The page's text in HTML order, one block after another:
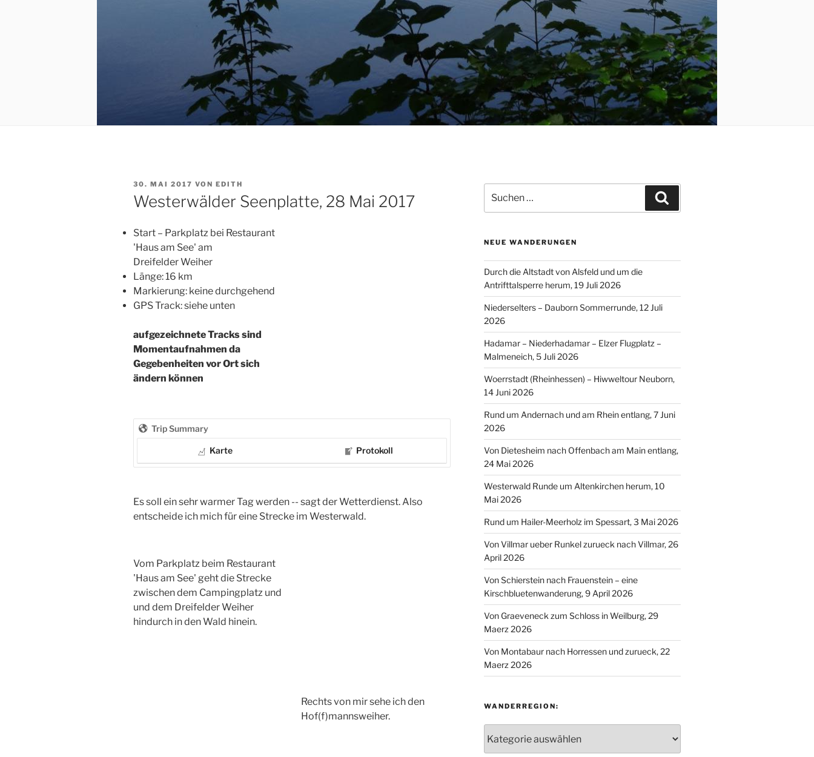
VERÖFFENTLICHT
AM
30. MAI 2017 VON EDITH
Westerwälder Seenplatte, 28 Mai 2017
Start – Parkplatz bei Restaurant
'Haus am See' am
Dreifelder Weiher
Länge: 16 km
Markierung: keine durchgehend
GPS Track: siehe unten
aufgezeichnete Tracks sind
Momentaufnahmen da
Gegebenheiten vor Ort sich
ändern können
Trip Summary
Karte Protokoll
Es soll ein sehr warmer Tag werden -- sagt der Wetterdienst. Also
entscheide ich mich für eine Strecke im Westerwald.
Vom Parkplatz beim Restaurant
'Haus am See' geht die Strecke
zwischen dem Campingplatz und
und dem Dreifelder Weiher
hindurch in den Wald hinein.
Rechts von mir sehe ich den
Hof(f)mannsweiher.
nach:
NEUE WANDERUNGEN
Durch die Altstadt von Alsfeld und um die
Antrifttalsperre herum, 19 Juli 2026
Niederselters – Dauborn Sommerrunde, 12 Juli
2026
Hadamar – Niederhadamar – Elzer Flugplatz –
Malmeneich, 5 Juli 2026
Woerrstadt (Rheinhessen) – Hiwweltour Neuborn,
14 Juni 2026
Rund um Andernach und am Rhein entlang, 7 Juni
2026
Von Dietesheim nach Offenbach am Main entlang,
24 Mai 2026
Westerwald Runde um Altenkirchen herum, 10
Mai 2026
Rund um Hailer-Meerholz im Spessart, 3 Mai 2026
Von Villmar ueber Runkel zurueck nach Villmar, 26
April 2026
Von Schierstein nach Frauenstein – eine
Kirschbluetenwanderung, 9 April 2026
Von Graeveneck zum Schloss in Weilburg, 29
Maerz 2026
Von Montabaur nach Horressen und zurueck, 22
Maerz 2026
WANDERREGION: